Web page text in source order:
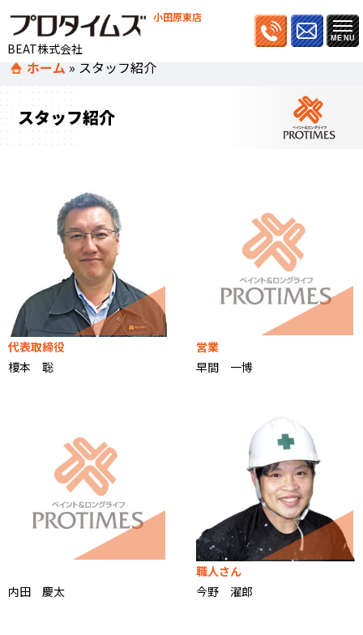
小田原東店
BEAT株式会社
ホーム » スタッフ紹介
スタッフ紹介
代表取締役
榎本 聡
営業
早間 一博
内田 慶太
職人さん
今野 濯郎